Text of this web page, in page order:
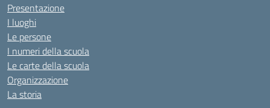
Presentazione
I luoghi
Le persone
I numeri della scuola
Le carte della scuola
Organizzazione
La storia